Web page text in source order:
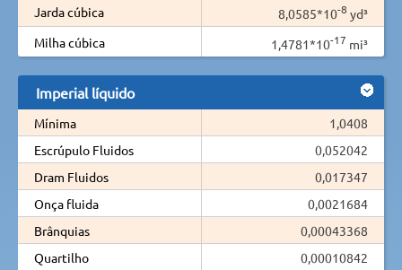
Jarda cúbica
8,0585*10-8 yd³
Milha cúbica
1,4781*10-17 mi³
Imperial líquido
Mínima
1,0408
Escrúpulo Fluidos
0,052042
Dram Fluidos
0,017347
Onça fluida
0,0021684
Brânquias
0,00043368
Quartilho
0,00010842